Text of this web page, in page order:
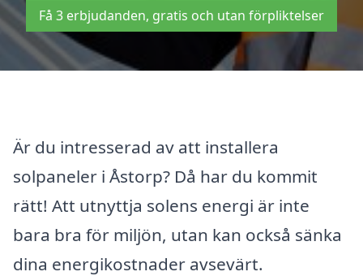
Få 3 erbjudanden, gratis och utan förpliktelser
Är du intresserad av att installera
solpaneler i Åstorp? Då har du kommit
rätt! Att utnyttja solens energi är inte
bara bra för miljön, utan kan också sänka
dina energikostnader avsevärt.